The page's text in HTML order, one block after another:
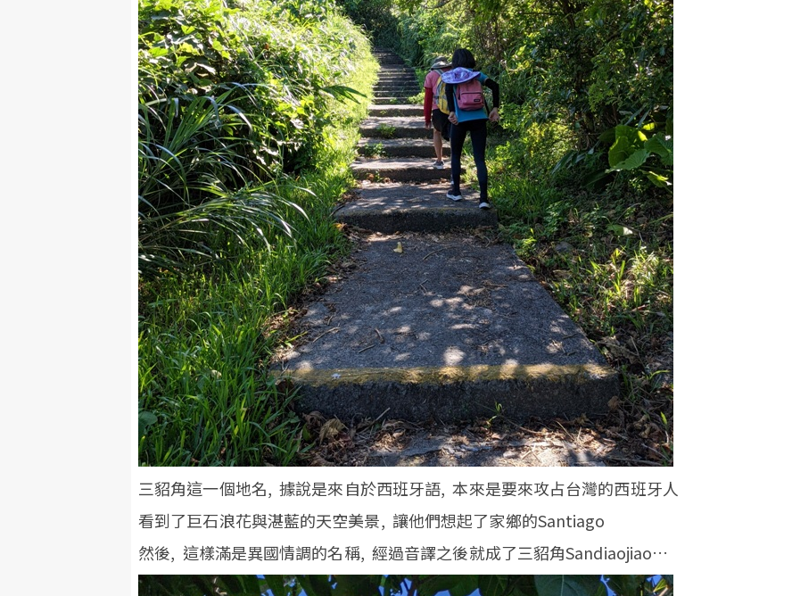
三貂角這一個地名, 據說是來自於西班牙語, 本來是要來攻占台灣的西班牙人
看到了巨石浪花與湛藍的天空美景, 讓他們想起了家鄉的Santiago
然後, 這樣滿是異國情調的名稱, 經過音譯之後就成了三貂角Sandiaojiao…